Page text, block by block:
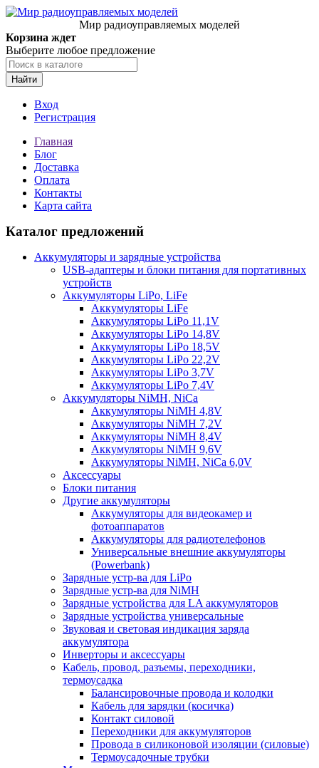
Мир радиоуправляемых моделей
Корзина ждет
Выберите любое предложение
Найти
Вход
Регистрация
Главная
Блог
Доставка
Оплата
Контакты
Карта сайта
Каталог предложений
Аккумуляторы и зарядные устройства
USB-адаптеры и блоки питания для портативных
устройств
Аккумуляторы LiPo, LiFe
Аккумуляторы LiFe
Аккумуляторы LiPo 11,1V
Аккумуляторы LiPo 14,8V
Аккумуляторы LiPo 18,5V
Аккумуляторы LiPo 22,2V
Аккумуляторы LiPo 3,7V
Аккумуляторы LiPo 7,4V
Аккумуляторы NiMH, NiCa
Аккумуляторы NiMH 4,8V
Аккумуляторы NiMH 7,2V
Аккумуляторы NiMH 8,4V
Аккумуляторы NiMH 9,6V
Аккумуляторы NiMH, NiCa 6,0V
Аксессуары
Блоки питания
Другие аккумуляторы
Аккумуляторы для видеокамер и
фотоаппаратов
Аккумуляторы для радиотелефонов
Универсальные внешние аккумуляторы
(Powerbank)
Зарядные устр-ва для LiPo
Зарядные устр-ва для NiMH
Зарядные устройства для LA аккумуляторов
Зарядные устройства универсальные
Звуковая и световая индикация заряда
аккумулятора
Инверторы и аксессуары
Кабель, провод, разъемы, переходники,
термоусадка
Балансировочные провода и колодки
Кабель для зарядки (косичка)
Контакт силовой
Переходники для аккумуляторов
Провода в силиконовой изоляции (силовые)
Термоусадочные трубки